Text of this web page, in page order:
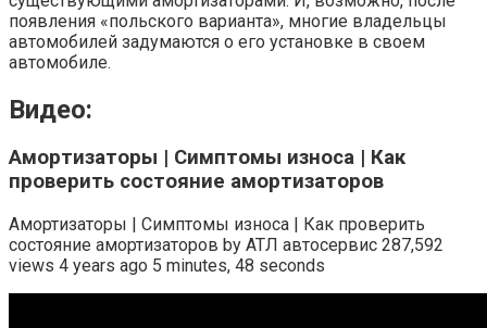
появления «польского варианта», многие владельцы
автомобилей задумаются о его установке в своем
автомобиле.
Видео:
Амортизаторы | Симптомы износа | Как
проверить состояние амортизаторов
Амортизаторы | Симптомы износа | Как проверить
состояние амортизаторов by АТЛ автосервис 287,592
views 4 years ago 5 minutes, 48 seconds